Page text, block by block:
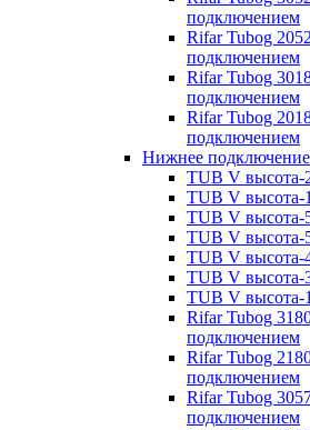
подключением
Rifar Tubog
подключением
Rifar Tubog
подключением
Rifar Tubog
подключением
Нижнее подключение
TUB V высота-
TUB V высота-
TUB V высота-
TUB V высота-
TUB V высота-
TUB V высота-
TUB V высота-
Rifar Tubog
подключением
Rifar Tubog
подключением
Rifar Tubog
подключением